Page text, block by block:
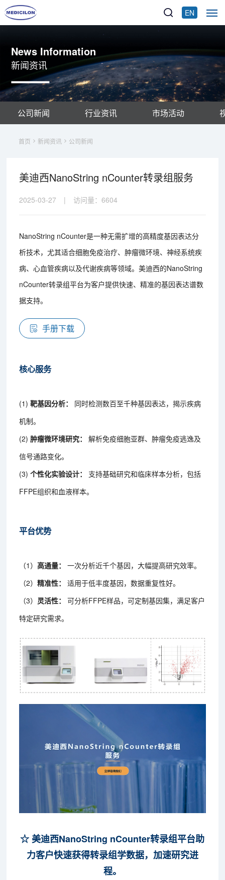
EN
News Information
新闻资讯
公司新闻 行业资讯 市场活动
首页 新闻资讯 公司新闻
美迪西NanoString nCounter转录组服务
2025-03-27 | 访问量：6604
NanoString nCounter是一种无需扩增的高精度基因表达分
析技术，尤其适合细胞免疫治疗、肿瘤微环境、神经系统疾
病、心血管疾病以及代谢疾病等领域。美迪西的NanoString
nCounter转录组平台为客户提供快速、精准的基因表达谱数
据支持。
手册下载
核心服务
(1)靶基因分析：
同时检测数百至千种基因表达，揭示疾病
机制。
(2) 肿瘤微环境研究：
解析免疫细胞亚群、肿瘤免疫逃逸及
信号通路变化。
(3)个性化实验设计：
支持基础研究和临床样本分析，包括
FFPE组织和血液样本。
平台优势
（1）高通量：
一次分析近千个基因，大幅提高研究效率。
（2）精准性：
适用于低丰度基因，数据重复性好。
（3） 灵活性：
可分析FFPE样品，可定制基因集，满足客户
特定研究需求。
☆ 美迪西NanoString nCounter转录组平台助
力客户快速获得转录组学数据，加速研究进
程。